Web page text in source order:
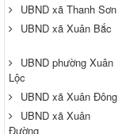
UBND xã Thanh Sơn
UBND xã Xuân Bắc
UBND phường Xuân
Lộc
UBND xã Xuân Đông
UBND xã Xuân
Đường